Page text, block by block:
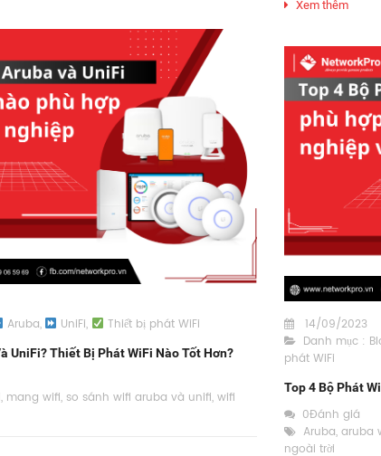
Xem thêm
Aruba, UniFi, Thiết bị phát WiFi
UniFi? Thiết Bị Phát WiFi Nào Tốt Hơn?
, mang wifi, so sánh wifi aruba và unifi, wifi
14/09/2023
Danh mục :
phát WiFi
Top 4 Bộ Phát
0Đánh giá
Aruba, aruba
ngoài trời